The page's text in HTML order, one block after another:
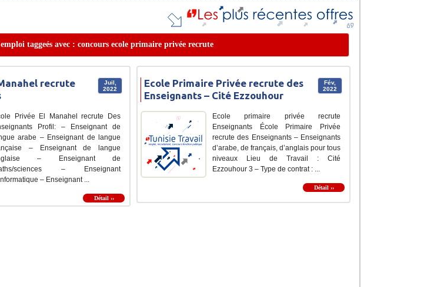
taggeés avec : concours ecole primaire privée recrute
Juil,
2022
recrute
Privée El Manahel recrute Des
Profil: – Enseignant de
arabe – Enseignant de langue
– Enseignant de langue
– Enseignant de
sciences – Enseignant
– Enseignant ...
Détail ››
Fév,
2022
Ecole Primaire Privée recrute des
Enseignants – Cité Ezzouhour
Ecole primaire privée recrute
Enseignants École Primaire Privée
recrute des Enseignants – Enseignants
d’arabe, de français, d’anglais pour tous
niveaux Lieu de Travail : Cité
Ezzouhour 3 – Type de contrat : ...
Détail ››